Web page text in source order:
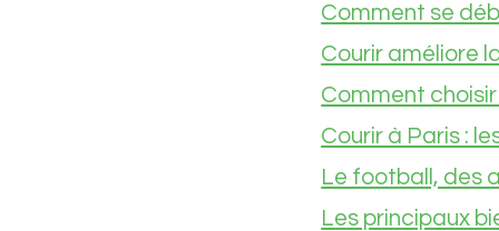
Comment se
Courir améliore
Comment
Courir à Paris :
Le football, des
Les principaux